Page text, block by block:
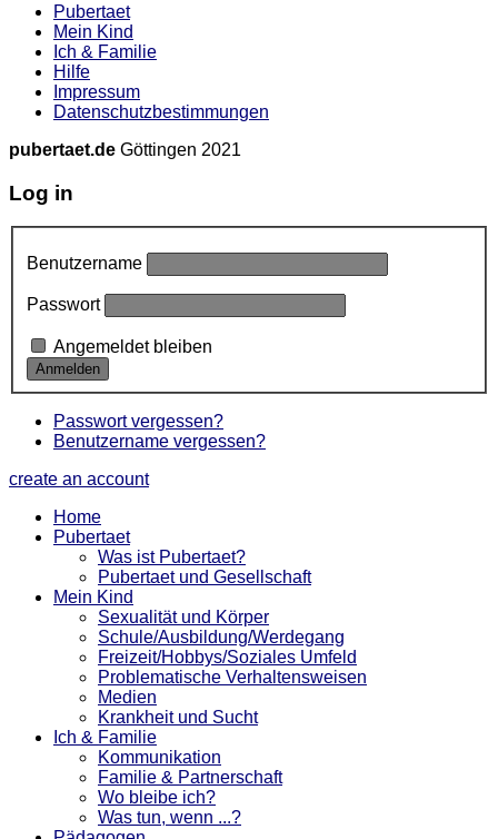
Pubertaet
Mein Kind
Ich & Familie
Hilfe
Impressum
Datenschutzbestimmungen
pubertaet.de Göttingen 2021
Log in
Benutzername
Passwort
Angemeldet bleiben
Passwort vergessen?
Benutzername vergessen?
create an account
Home
Pubertaet
Was ist Pubertaet?
Pubertaet und Gesellschaft
Mein Kind
Sexualität und Körper
Schule/Ausbildung/Werdegang
Freizeit/Hobbys/Soziales Umfeld
Problematische Verhaltensweisen
Medien
Krankheit und Sucht
Ich & Familie
Kommunikation
Familie & Partnerschaft
Wo bleibe ich?
Was tun, wenn ...?